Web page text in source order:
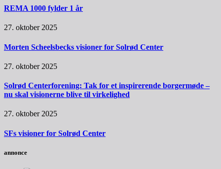
REMA 1000 fylder 1 år
27. oktober 2025
Morten Scheelsbecks visioner for Solrød Center
27. oktober 2025
Solrød Centerforening: Tak for et inspirerende borgermøde –
nu skal visionerne blive til virkelighed
27. oktober 2025
SFs visioner for Solrød Center
annonce